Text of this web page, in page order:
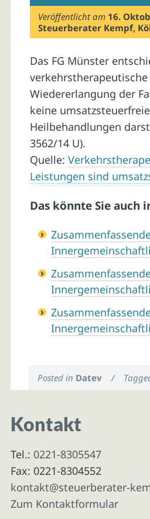
Veröffentlicht am 16.
Steuerberater Kempf,
Das FG Münster
Wiedererlangung der
keine
Heilbehandlungen
3562/14 U).
Quelle:
Leistungen sind
Das könnte Sie auch
Posted in Datev /
Kontakt
Tel.: 0221-8305547
Fax: 0221-8304552
kontakt@steuerberater-
Zum Kontaktformular